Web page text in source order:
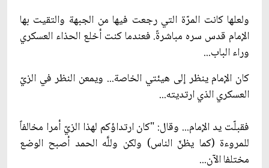
ولعلها كانت المرّة التي رجعت فيها من الجبهة والتقيت بها
الإمام قدس سره مباشرةً. فعندما كنت أخلع الحذاء العسكري
وراء الباب...
كان الإمام ينظر إلى هيئتي الخاصة... ويمعن النظر في الزيّ
العسكري الذي ارتديته...
فقبلّت يد الإمام... وقال: "كان ارتداؤكم لهذا الزيّ أمرا مخالفاً
للمروءة (كما يظنّ الناس) ولكن وللَّه الحمد أصبح الوضع
مختلفا الآن...